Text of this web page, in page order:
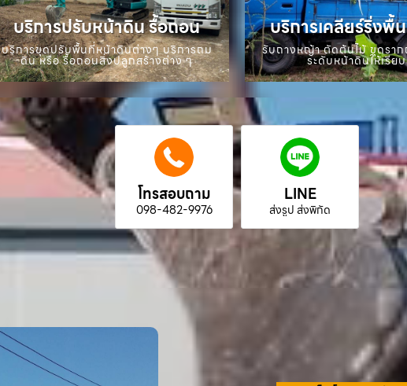
บริการปรับหน้าดิน รื้อถอน
บริการขุดปรับพื้นที่หน้าดินต่างๆ บริการถม
ดิน หรือ รื้อถอนสิ่งปลูกสร้างต่าง ๆ
บริการเคลียร์ริ่งพื้
รับถางหญ้า ตัดต้นไม้ ขุดรา
ระดับหน้าดินให้เรีย
โทรสอบถาม
098-482-9976
LINE
ส่งรูป ส่งพิกัด